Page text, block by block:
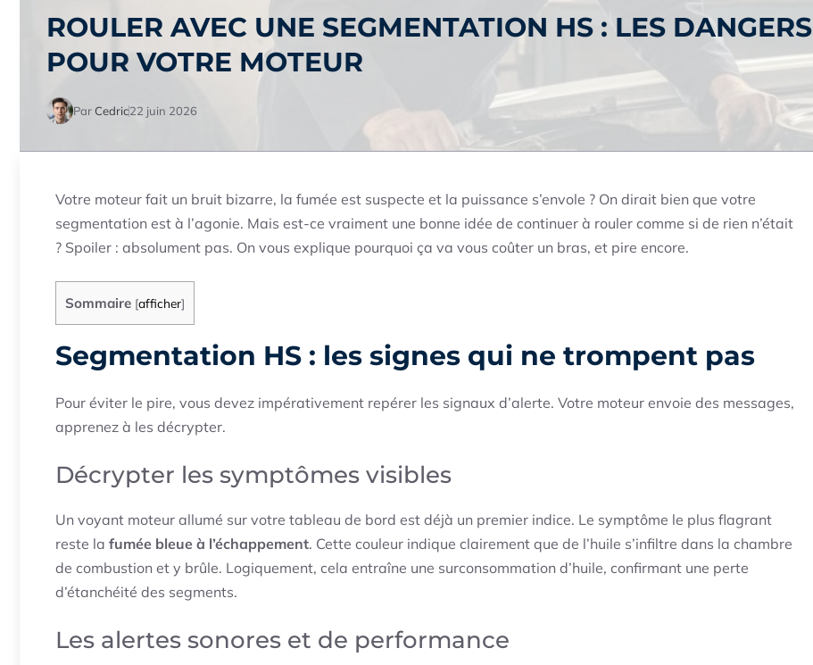
ROULER AVEC UNE SEGMENTATION HS : LES DANGERS
POUR VOTRE MOTEUR
ParCedric22 juin 2026
Votre moteur fait un bruit bizarre, la fumée est suspecte et la puissance s’envole ? On dirait bien que votre
segmentation est à l’agonie. Mais est-ce vraiment une bonne idée de continuer à rouler comme si de rien n’était
? Spoiler : absolument pas. On vous explique pourquoi ça va vous coûter un bras, et pire encore.
Sommaire [afficher]
Segmentation HS : les signes qui ne trompent pas
Pour éviter le pire, vous devez impérativement repérer les signaux d’alerte. Votre moteur envoie des messages,
apprenez à les décrypter.
Décrypter les symptômes visibles
Un voyant moteur allumé sur votre tableau de bord est déjà un premier indice. Le symptôme le plus flagrant
reste la fumée bleue à l’échappement. Cette couleur indique clairement que de l’huile s’infiltre dans la chambre
de combustion et y brûle. Logiquement, cela entraîne une surconsommation d’huile, confirmant une perte
d’étanchéité des segments.
Les alertes sonores et de performance